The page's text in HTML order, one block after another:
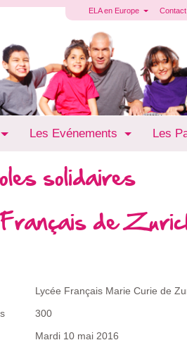
ELA en Europe Contact
Les Evénements Les
solidaires
de
Lycée Français Marie Curie de
300
Mardi 10 mai 2016